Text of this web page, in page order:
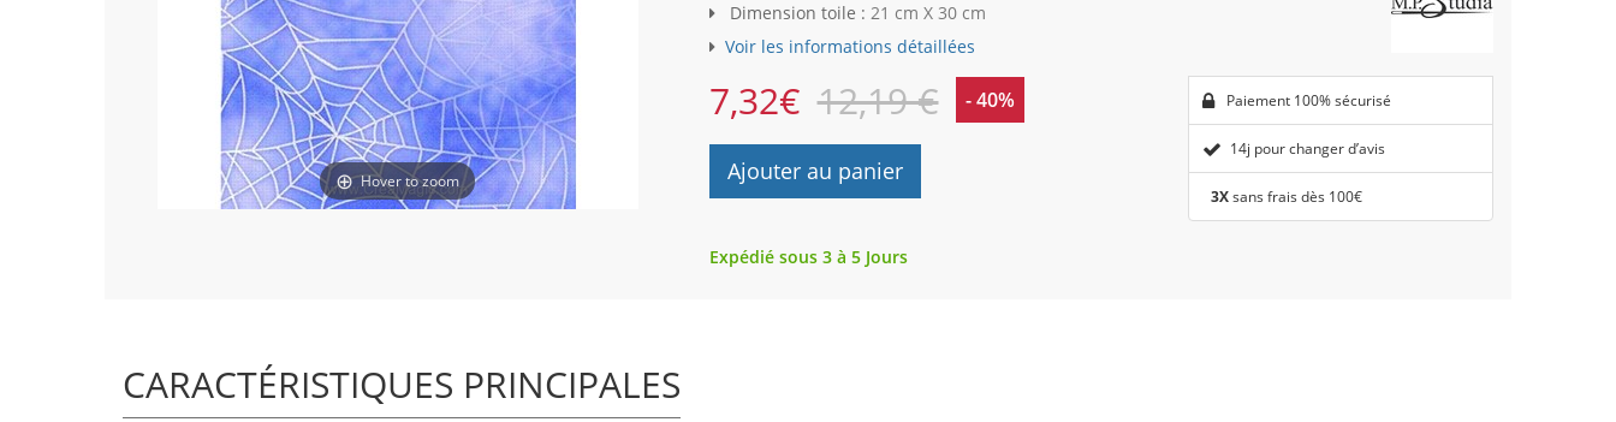
Hover to zoom
Dimension toile : 21 cm X 30 cm
Voir les informations détaillées
7,32€ 12,19 € - 40%
Ajouter au panier
Paiement 100% sécurisé
14j pour changer d’avis
3Xsans frais dès 100€
Expédié sous 3 à 5 Jours
CARACTÉRISTIQUES PRINCIPALES